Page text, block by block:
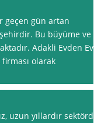
geçen gün artan
Bu büyüme ve
Adakli Evden Eve
olarak
uzun yıllardır sektörde